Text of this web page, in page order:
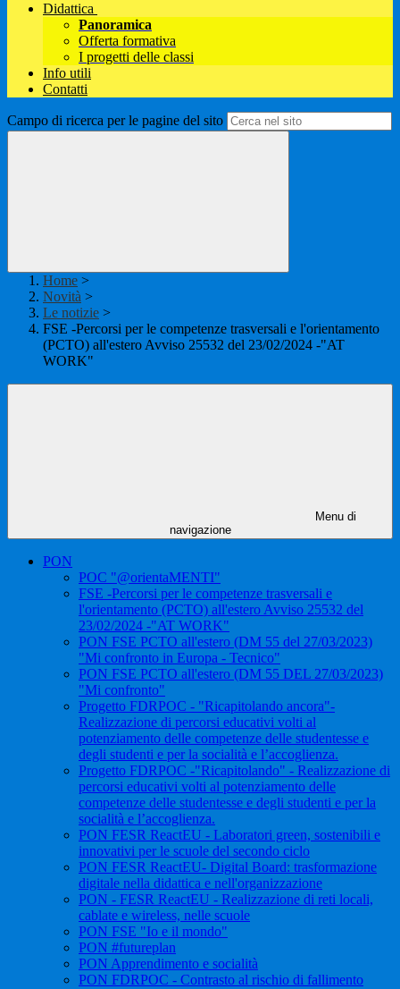
Didattica
Panoramica
Offerta formativa
I progetti delle classi
Info utili
Contatti
Campo di ricerca per le pagine del sito
Home >
Novità >
Le notizie >
FSE -Percorsi per le competenze trasversali e l'orientamento
(PCTO) all'estero Avviso 25532 del 23/02/2024 -"AT
WORK"
Menu di
navigazione
PON
POC "@orientaMENTI"
FSE -Percorsi per le competenze trasversali e
l'orientamento (PCTO) all'estero Avviso 25532 del
23/02/2024 -"AT WORK"
PON FSE PCTO all'estero (DM 55 del 27/03/2023)
"Mi confronto in Europa - Tecnico"
PON FSE PCTO all'estero (DM 55 DEL 27/03/2023)
"Mi confronto"
Progetto FDRPOC - "Ricapitolando ancora"-
Realizzazione di percorsi educativi volti al
potenziamento delle competenze delle studentesse e
degli studenti e per la socialità e l’accoglienza.
Progetto FDRPOC -"Ricapitolando" - Realizzazione di
percorsi educativi volti al potenziamento delle
competenze delle studentesse e degli studenti e per la
socialità e l’accoglienza.
PON FESR ReactEU - Laboratori green, sostenibili e
innovativi per le scuole del secondo ciclo
PON FESR ReactEU- Digital Board: trasformazione
digitale nella didattica e nell'organizzazione
PON - FESR ReactEU - Realizzazione di reti locali,
cablate e wireless, nelle scuole
PON FSE "Io e il mondo"
PON #futureplan
PON Apprendimento e socialità
PON FDRPOC - Contrasto al rischio di fallimento